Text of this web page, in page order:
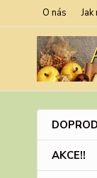
O nás
AKCE!!